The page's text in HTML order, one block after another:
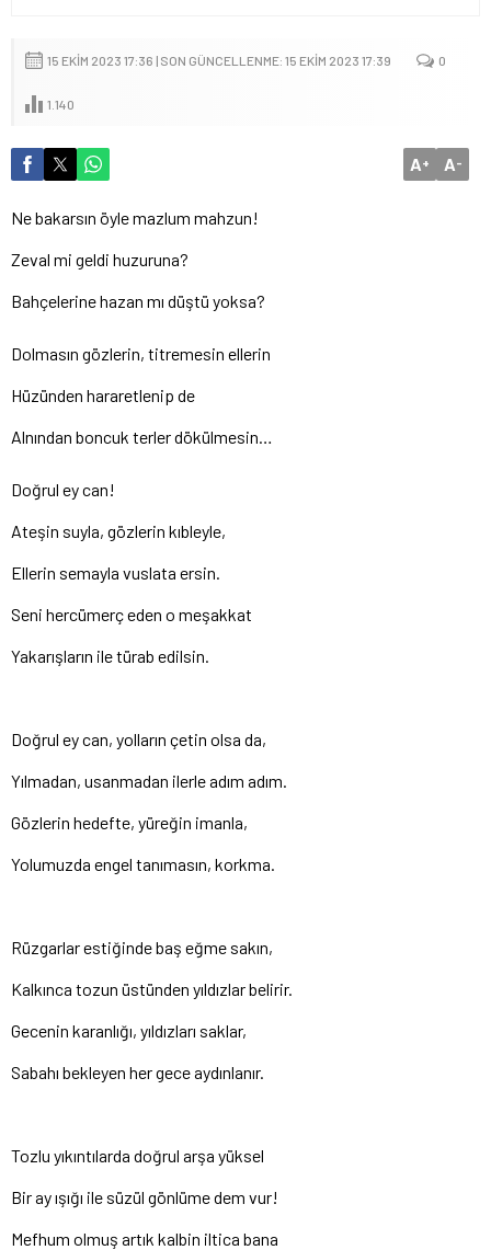
15 EKIM 2023 17:36 | SON GÜNCELLENME: 15 EKIM 2023 17:39 0
1.140
A+ A-
Ne bakarsın öyle mazlum mahzun!
Zeval mi geldi huzuruna?
Bahçelerine hazan mı düştü yoksa?
Dolmasın gözlerin, titremesin ellerin
Hüzünden hararetlenip de
Alnından boncuk terler dökülmesin…
Doğrul ey can!
Ateşin suyla, gözlerin kıbleyle,
Ellerin semayla vuslata ersin.
Seni hercümerç eden o meşakkat
Yakarışların ile türab edilsin.
Doğrul ey can, yolların çetin olsa da,
Yılmadan, usanmadan ilerle adım adım.
Gözlerin hedefte, yüreğin imanla,
Yolumuzda engel tanımasın, korkma.
Rüzgarlar estiğinde baş eğme sakın,
Kalkınca tozun üstünden yıldızlar belirir.
Gecenin karanlığı, yıldızları saklar,
Sabahı bekleyen her gece aydınlanır.
Tozlu yıkıntılarda doğrul arşa yüksel
Bir ay ışığı ile süzül gönlüme dem vur!
Mefhum olmuş artık kalbin iltica bana